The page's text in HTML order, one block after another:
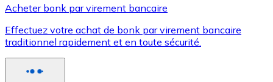
Utilisez les cartes Visa et Mastercard pour acheter
Acheter avec carte
Acheter bonk par virement bancaire
Effectuez votre achat de bonk par virement bancaire
traditionnel rapidement et en toute sécurité.